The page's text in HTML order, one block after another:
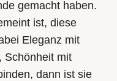
gemacht haben.
ist, diese
Eleganz mit
Schönheit mit
dann ist sie